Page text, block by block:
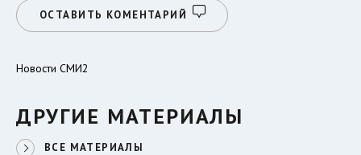
ОСТАВИТЬ КОМЕНТАРИЙ
Новости СМИ2
ДРУГИЕ МАТЕРИАЛЫ
ВСЕ МАТЕРИАЛЫ